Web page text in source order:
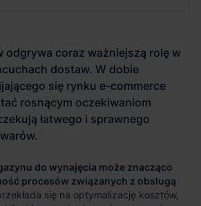
do wynajęcia może znacząco
procesów związanych z obsługą